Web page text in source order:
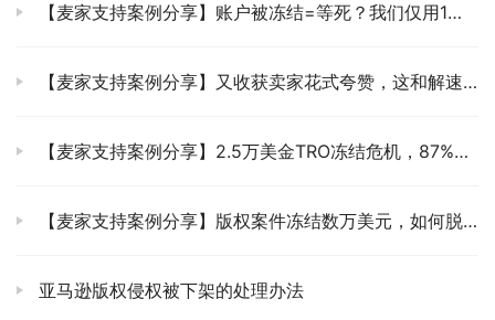
【麦家支持案例分享】账户被冻结=等死？我们仅用1天帮亚马逊卖家追回1.9万美金
【麦家支持案例分享】又收获卖家花式夸赞，这和解速度堪称“光速”！
【麦家支持案例分享】2.5万美金TRO冻结危机，87%资金成功追回
【麦家支持案例分享】版权案件冻结数万美元，如何脱困？
亚马逊版权侵权被下架的处理办法